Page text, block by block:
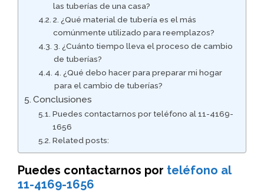
las tuberías de una casa?
2. ¿Qué material de tubería es el más
comúnmente utilizado para reemplazos?
3. ¿Cuánto tiempo lleva el proceso de cambio
de tuberías?
4. ¿Qué debo hacer para preparar mi hogar
para el cambio de tuberías?
Conclusiones
Puedes contactarnos por teléfono al 11-4169-
1656
Related posts:
Puedes contactarnos por teléfono al
11-4169-1656